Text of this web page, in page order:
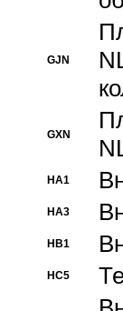
GJN
GXN
HA1
HA3
HB1
HC5